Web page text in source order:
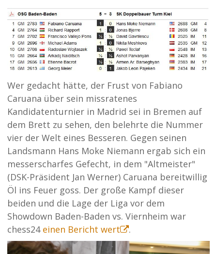
Wer gedacht hätte, der Frust von Fabiano
Caruana über sein missratenes
Kandidatenturnier in Madrid sei in Bremen auf
dem Brett zu sehen, den belehrte die Nummer
vier der Welt eines Besseren. Gegen seinen
Landsmann Hans Moke Niemann ergab sich ein
messerscharfes Gefecht, in dem "Altmeister"
(DSK-Präsident Jan Werner) Caruana bereitwillig
Öl ins Feuer goss. Der große Kampf dieser
beiden und die Lage der Liga vor dem
Showdown Baden-Baden vs. Viernheim war
chess24 einen Bericht wert .